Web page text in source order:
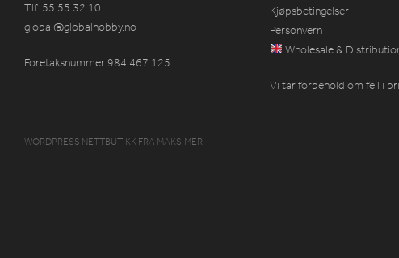
Tlf: 55 55 32 10
global@globalhobby.no
Foretaksnummer 984 467 125
Kjøpsbetingelser
Personvern
Wholesale &
Vi tar forbehold om feil i
WORDPRESS NETTBUTIKK FRA MAKSIMER